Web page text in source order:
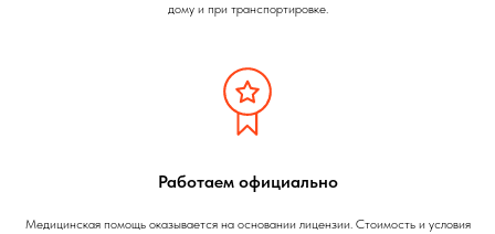
дому и при транспортировке.
Работаем официально
Медицинская помощь оказывается на основании лицензии. Стоимость и условия